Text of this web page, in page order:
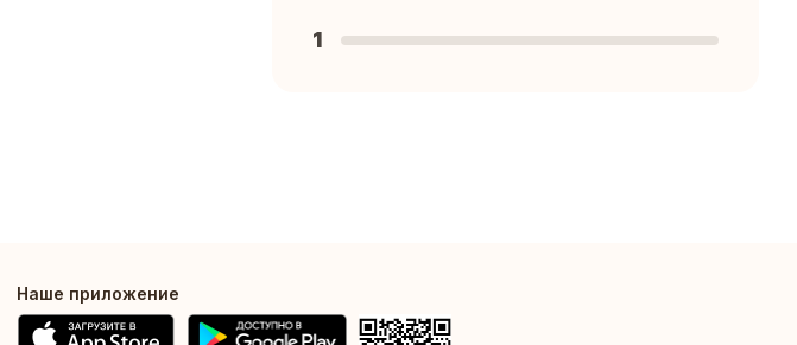
1
Наше приложение